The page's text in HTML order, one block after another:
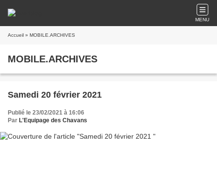
MENU
Accueil » MOBILE.ARCHIVES
MOBILE.ARCHIVES
Samedi 20 février 2021
Publié le 23/02/2021 à 16:06
Par L'Equipage des Chavans